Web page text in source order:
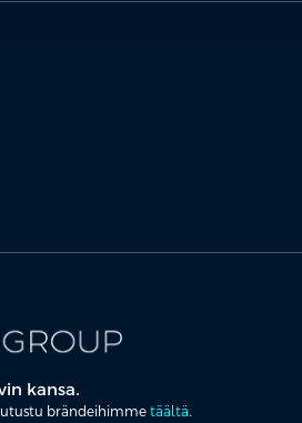
kansa.
tutustu brändeihimme täältä.